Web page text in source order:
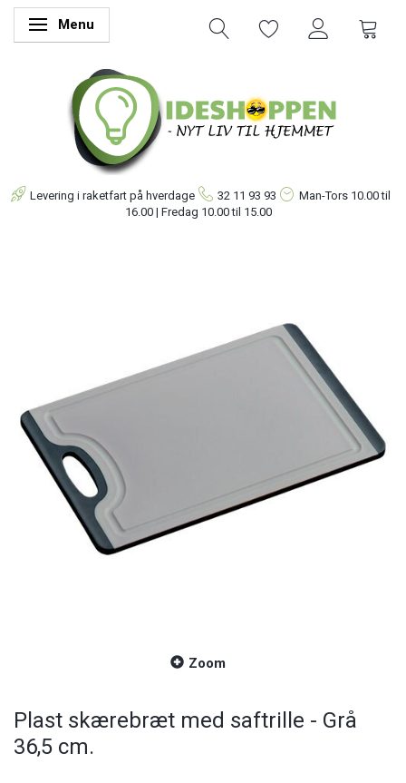
Skifte navigation
Menu
Levering i raketfart på hverdage 32 11 93 93 Man-Tors 10.00 til
16.00 | Fredag 10.00 til 15.00
Zoom
Plast skærebræt med saftrille - Grå
36,5 cm.